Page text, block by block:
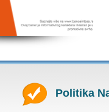
Politika